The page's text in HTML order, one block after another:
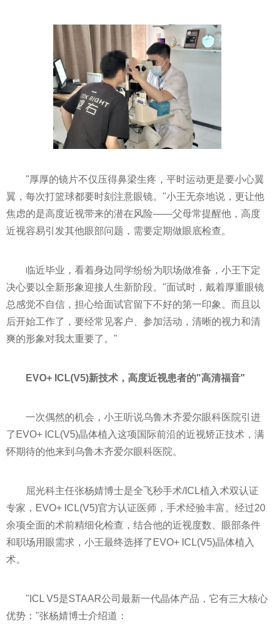
"厚厚的镜片不仅压得鼻梁生疼，平时运动更是要小心翼
翼，每次打篮球都要时刻注意眼镜。"小王无奈地说，更让他
焦虑的是高度近视带来的潜在风险——父母常提醒他，高度
近视容易引发其他眼部问题，需要定期做眼底检查。
临近毕业，看着身边同学纷纷为职场做准备，小王下定
决心要以全新形象迎接人生新阶段。"面试时，戴着厚重眼镜
总感觉不自信，担心给面试官留下不好的第一印象。而且以
后开始工作了，要经常见客户、参加活动，清晰的视力和清
爽的形象对我太重要了。"
EVO+ ICL(V5)新技术，高度近视患者的"高清福音"
一次偶然的机会，小王听说乌鲁木齐爱尔眼科医院引进
了EVO+ ICL(V5)晶体植入这项国际前沿的近视矫正技术，满
怀期待的他来到乌鲁木齐爱尔眼科医院。
屈光科主任张杨婧博士是全飞秒手术/ICL植入术双认证
专家，EVO+ ICL(V5)官方认证医师，手术经验丰富。经过20
余项全面的术前精细化检查，结合他的近视度数、眼部条件
和职场用眼需求，小王最终选择了EVO+ ICL(V5)晶体植入
术。
"ICL V5是STAAR公司最新一代晶体产品，它有三大核心
优势："张杨婧博士介绍道：